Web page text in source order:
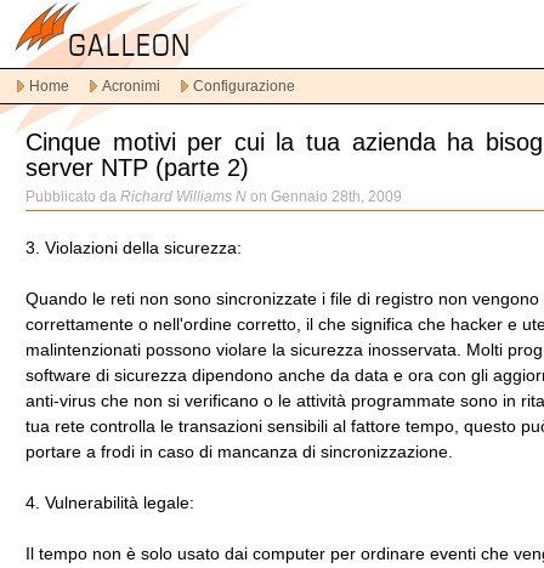
alla
navigazione
principale
Vai
contenuto
principale
secondario
Home Acronimi Configurazione
Cinque motivi per cui la tua azienda ha
server NTP (parte 2)
Pubblicato da Richard Williams N on Gennaio 28th, 2009
3. Violazioni della sicurezza:
Quando le reti non sono sincronizzate i file di registro non vengono
correttamente o nell'ordine corretto, il che significa che hacker e
malintenzionati possono violare la sicurezza inosservata. Molti
software di sicurezza dipendono anche da data e ora con gli
anti-virus che non si verificano o le attività programmate sono in
tua rete controlla le transazioni sensibili al fattore tempo, questo
portare a frodi in caso di mancanza di sincronizzazione.
4. Vulnerabilità legale:
Il tempo non è solo usato dai computer per ordinare eventi che